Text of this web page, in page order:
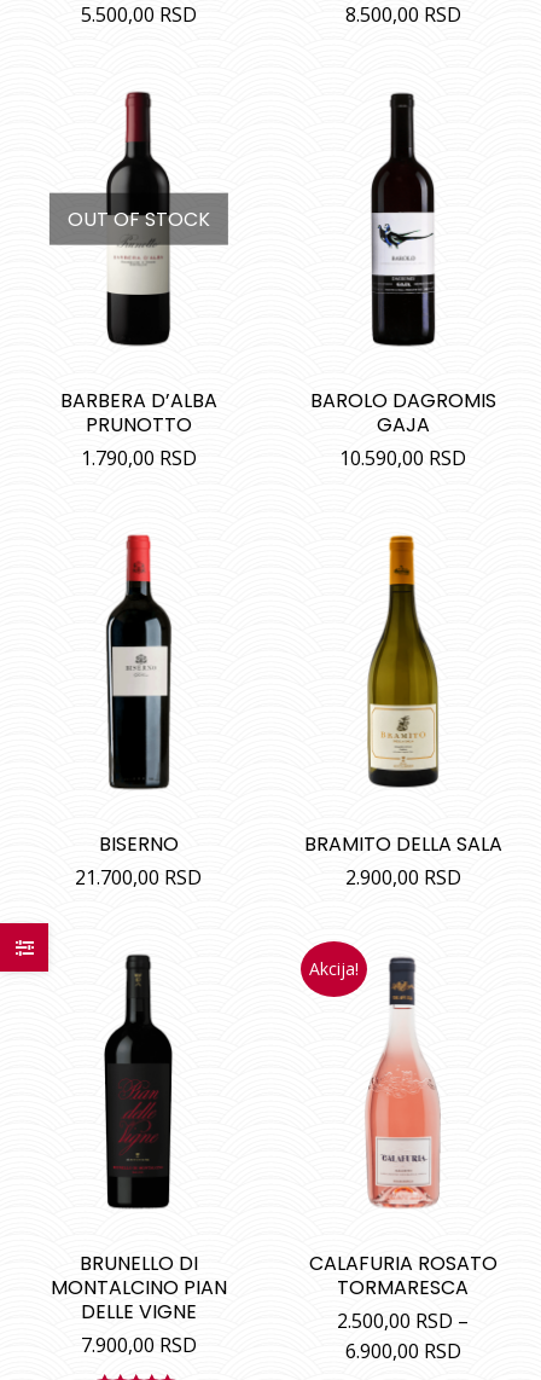
5.500,00 RSD 8.500,00 RSD
OUT OF STOCK
BARBERA D’ALBA
PRUNOTTO
1.790,00 RSD
BAROLO DAGROMIS
GAJA
10.590,00 RSD
BISERNO
21.700,00 RSD
BRAMITO DELLA SALA
2.900,00 RSD
BRUNELLO DI
MONTALCINO PIAN
DELLE VIGNE
7.900,00 RSD
Akcija!
CALAFURIA ROSATO
TORMARESCA
2.500,00 RSD –
6.900,00 RSD